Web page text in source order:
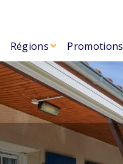
Régions Promotions